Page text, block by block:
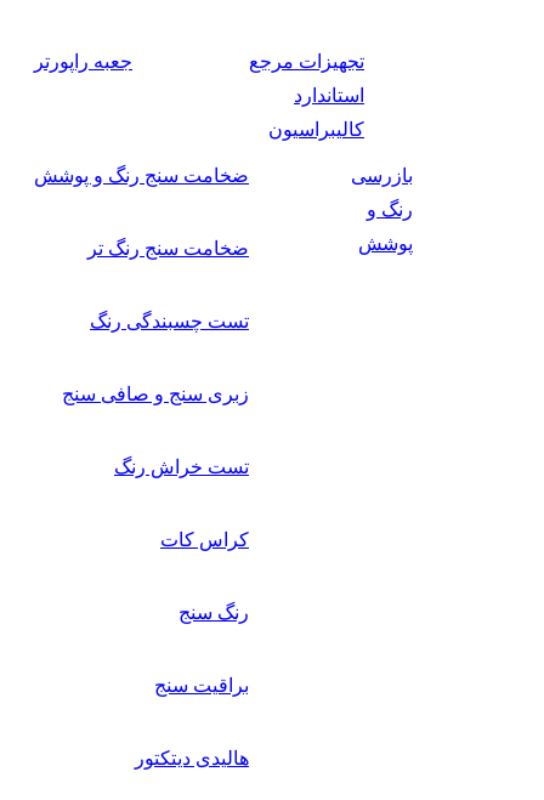
تجهیزات مرجع
استاندارد
کالیبراسیون
جعبه راپورتر
بازرسی
رنگ و
پوشش
ضخامت سنج رنگ و پوشش
ضخامت سنج رنگ تر
تست چسبندگی رنگ
زبری سنج و صافی سنج
تست خراش رنگ
کراس کات
رنگ سنج
براقیت سنج
هالیدی دیتکتور